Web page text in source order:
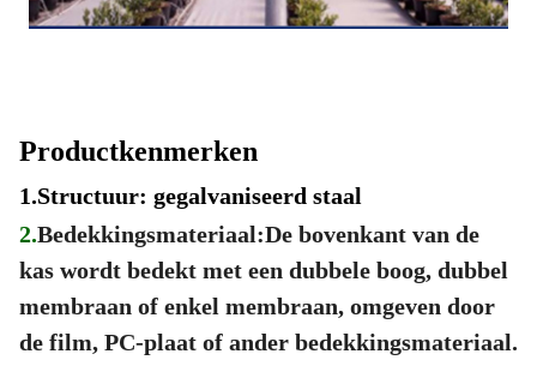
Productkenmerken
1.Structuur: gegalvaniseerd staal
2.Bedekkingsmateriaal:De bovenkant van de
kas wordt bedekt met een dubbele boog, dubbel
membraan of enkel membraan, omgeven door
de film, PC-plaat of ander bedekkingsmateriaal.